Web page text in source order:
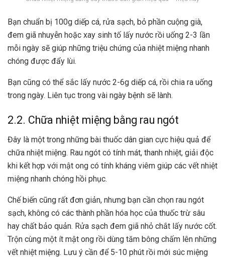
Bạn chuẩn bị 100g diếp cá, rửa sạch, bỏ phần cuộng già,
đem giã nhuyễn hoặc xay sinh tố lấy nước rồi uống 2-3 lần
mỗi ngày sẽ giúp những triệu chứng của nhiệt miệng nhanh
chóng được đẩy lùi.
Bạn cũng có thể sắc lấy nước 2-6g diếp cá, rồi chia ra uống
trong ngày. Liên tục trong vài ngày bệnh sẽ lành.
2.2. Chữa nhiệt miệng bằng rau ngót
Đây là một trong những bài thuốc dân gian cực hiệu quả để
chữa nhiệt miệng. Rau ngót có tính mát, thanh nhiệt, giải độc
khi kết hợp với mật ong có tính kháng viêm giúp các vết nhiệt
miệng nhanh chóng hồi phục.
Chế biến cũng rất đơn giản, nhưng bạn cần chọn rau ngót
sạch, không có các thành phần hóa học của thuốc trừ sâu
hay chất bảo quản. Rửa sạch đem giã nhỏ chắt lấy nước cốt.
Trộn cùng một ít mật ong rồi dùng tăm bông chấm lên những
vết nhiệt miệng. Lưu ý cần để 5-10 phút rồi mới súc miệng